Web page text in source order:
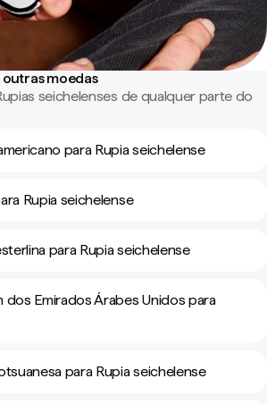
outras moedas
seichelenses de qualquer parte do
para Rupia seichelense
Rupia seichelense
para Rupia seichelense
dos Emirados Árabes Unidos para
para Rupia seichelense